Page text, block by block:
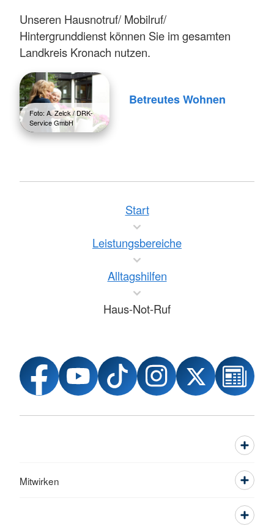
Unseren Hausnotruf/ Mobilruf/
Hintergrunddienst können Sie im gesamten
Landkreis Kronach nutzen.
Foto: A. Zelck / DRK-
Service GmbH
Betreutes Wohnen
Start
Leistungsbereiche
Alltagshilfen
Haus-Not-Ruf
Mitwirken